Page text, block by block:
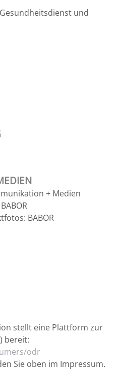
und
+ Medien
BABOR
stellt eine Plattform zur
bereit:
odr
Sie oben im Impressum.